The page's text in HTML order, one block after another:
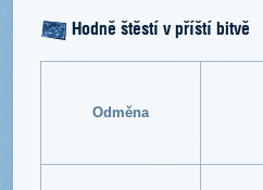
Hodně štěstí v příští bitvě
Odměna